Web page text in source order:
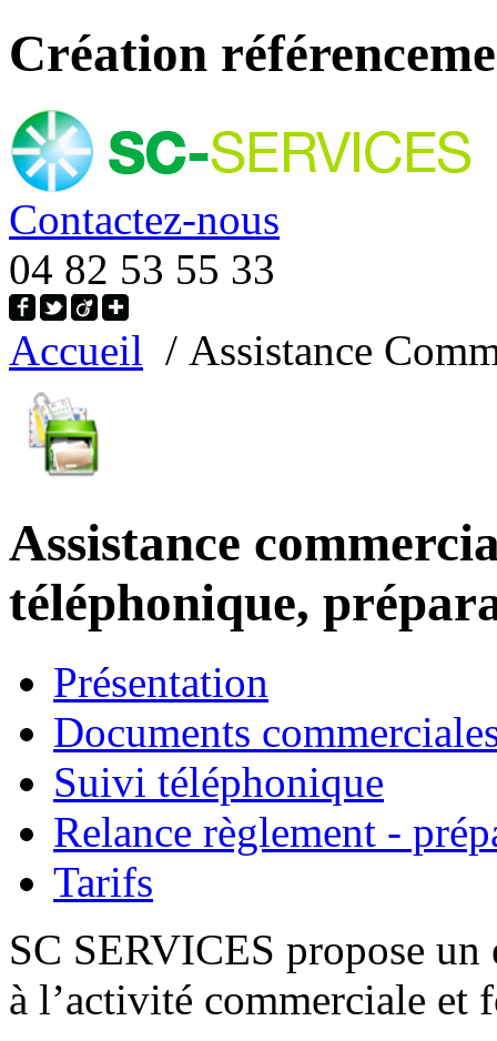
Création
Contactez-nous
04 82 53 55 33
Accueil / Assistance
Assistance
téléphonique,
Présentation
Documents
Suivi téléphonique
Relance règlement -
Tarifs
SC SERVICES propose un
à l’activité commerciale et